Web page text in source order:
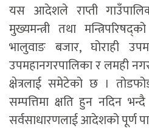
यस आदेशले राप्ती
मुख्यमन्त्री तथा
भालुवाङ बजार, घोराही
उपमहानगरपालिका र लमही
क्षेत्रलाई समेटेको छ ।
सम्पत्तिमा क्षति हुन नदिन
सर्वसाधारणलाई आदेशको पूर्ण